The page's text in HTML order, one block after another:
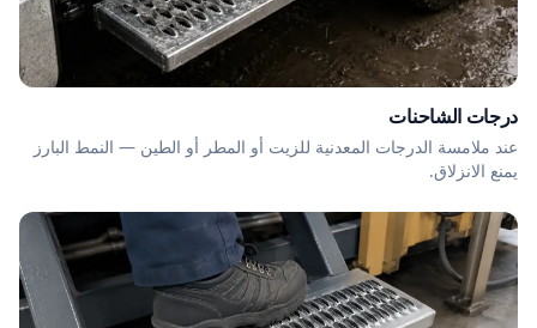
درجات الشاحنات
عند ملامسة الدرجات المعدنية للزيت أو المطر أو الطين — النمط البارز
يمنع الانزلاق.